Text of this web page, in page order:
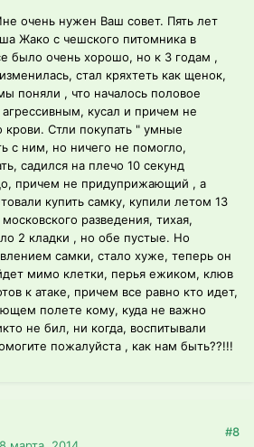
очень нужен Ваш совет. Пять лет
Жако с чешского питомника в
было очень хорошо, но к 3 годам ,
стал кряхтеть как щенок,
поняли , что началось половое
агрессивным, кусал и причем не
Стли покупать " умные
с ним, но ничего не помогло,
садился на плечо 10 секунд
причем не придуприжающий , а
купить самку, купили летом 13
разведения, тихая,
2 кладки , но обе пустые. Но
самки, стало хуже, теперь он
мимо клетки, перья ежиком, клюв
к атаке, причем все равно кто идет,
полете кому, куда не важно
не бил, ни когда, воспитывали
пожалуйста , как нам быть??!!!
#8